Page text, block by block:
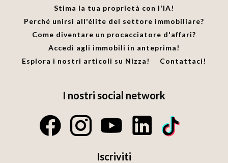
Stima la tua proprietà con l'IA!
Perché unirsi all'élite del settore immobiliare?
Come diventare un procacciatore d'affari?
Accedi agli immobili in anteprima!
Esplora i nostri articoli su Nizza!
Contattaci!
I nostri social network
Iscriviti